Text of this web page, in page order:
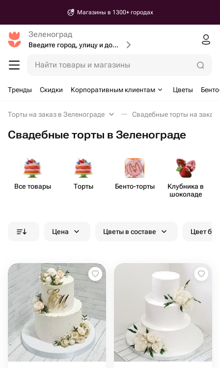
Магазины в 1300+ городах
Зеленоград
Введите город, улицу и дом доставки
Найти товары и магазины
Тренды Скидки Корпоративным клиентам Цветы
Торты на заказ в Зеленограде Свадебные торты на заказ
Свадебные торты в Зеленограде
Все товары Торты Бенто​-торты
Клубника в
шоколаде
Цена Цветы в составе Цвет